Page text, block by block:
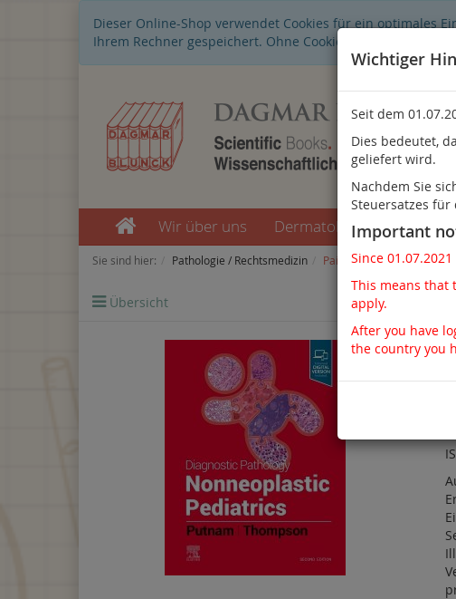
Dieser Online-Shop verwendet Cookies für ein optimales
Ihrem Rechner gespeichert. Ohne Cookies ist der
Wir über uns Dermatologie
Wichtiger
Seit dem
Dies bedeutet,
geliefert wird.
Nachdem Sie
Steuersatzes für
Important
Since
This means that
apply.
After you have
the country you
Sie sind hier: Pathologie / Rechtsmedizin Paidopathologie
Übersicht Artikel zurück